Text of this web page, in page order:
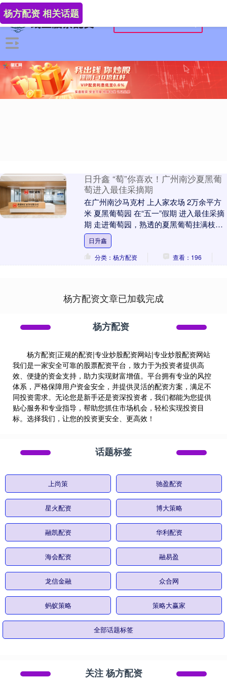
杨方配资 相关话题
日升鑫 “萄”你喜欢！广州南沙夏黑葡
萄进入最佳采摘期
在广州南沙马克村 上人家农场 2万余平方
米 夏黑葡萄园 在“五一”假期 进入最佳采摘
期 走进葡萄园，熟透的夏黑葡萄挂满枝
头，乌紫透亮，果皮上还裹着一层白白的
天然....
日升鑫
分类：杨方配资
查看：196
杨方配资文章已加载完成
杨方配资
杨方配资|正规的配资|专业炒股配资网站|专业炒股配资网站
我们是一家安全可靠的股票配资平台，致力于为投资者提供高
效、便捷的资金支持，助力实现财富增值。平台拥有专业的风控
体系，严格保障用户资金安全，并提供灵活的配资方案，满足不
同投资需求。无论您是新手还是资深投资者，我们都能为您提供
贴心服务和专业指导，帮助您抓住市场机会，轻松实现投资目
标。选择我们，让您的投资更安全、更高效！
话题标签
上尚策 驰盈配资
星火配资 博大策略
融凯配资 华利配资
海会配资 融易盈
龙信金融 众合网
蚂蚁策略 策略大赢家
全部话题标签
关注 杨方配资